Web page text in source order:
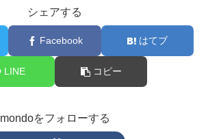
シェアする
Facebook はてブ
LINE コピー
mondoをフォローする